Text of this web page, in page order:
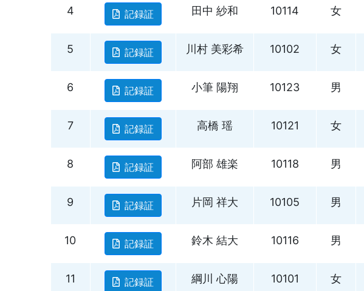
4 記録証 田中 紗和 10114 女
5 記録証 川村 美彩希 10102 女
6 記録証 小筆 陽翔 10123 男
7 記録証 高橋 瑶 10121 女
8 記録証 阿部 雄楽 10118 男
9 記録証 片岡 祥大 10105 男
10 記録証 鈴木 結大 10116 男
11 記録証 綱川 心陽 10101 女